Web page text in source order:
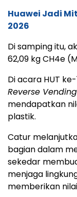
Huawei Jadi
2026
Di samping itu,
62,09 kg CH4e
Di acara HUT
Reverse
mendapatkan
plastik.
Catur
bagian dalam
sekedar
menjaga
memberikan